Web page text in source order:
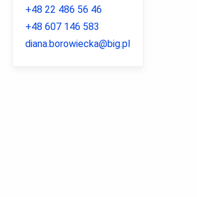
+48 22 486 56 46
+48 607 146 583
diana.borowiecka@big.pl